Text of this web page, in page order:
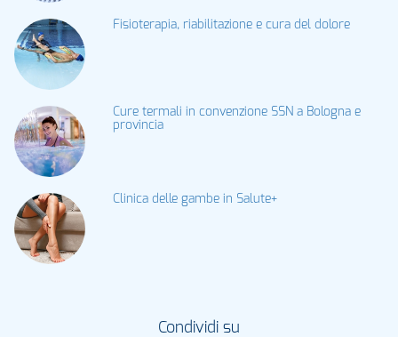
Fisioterapia, riabilitazione e cura del dolore
Cure termali in convenzione SSN a Bologna e
provincia
Clinica delle gambe in Salute+
Condividi su